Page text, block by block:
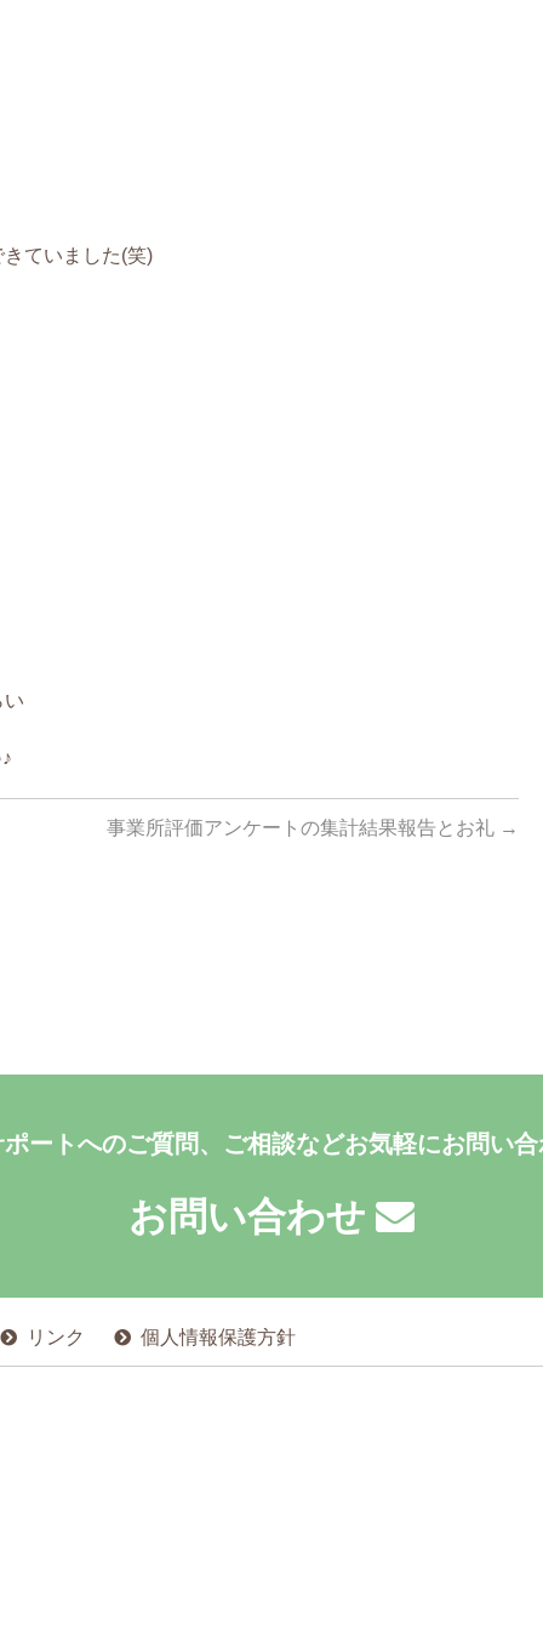
ていました(笑)
い
事業所評価アンケートの集計結果報告とお礼 →
ートへのご質問、ご相談などお気軽にお問い合
お問い合わせ
リンク 個人情報保護方針